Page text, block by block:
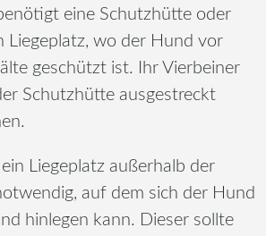
eine Schutzhütte oder
Liegeplatz, wo der Hund vor
geschützt ist. Ihr Vierbeiner
Schutzhütte ausgestreckt
Liegeplatz außerhalb der
auf dem sich der Hund
hinlegen kann. Dieser sollte